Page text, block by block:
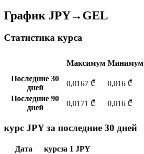
График JPY→GEL
Статистика курса
Максимум Минимум
Последние 30
дней
0,0167 ₾ 0,016 ₾
Последние 90
дней
0,0171 ₾ 0,016 ₾
курс JPY за последние 30 дней
Дата курсза 1 JPY